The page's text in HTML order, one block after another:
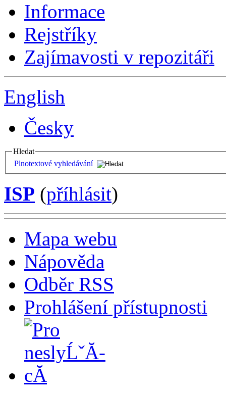
Informace
Rejstříky
Zajímavosti v repozitáři
English
Česky
Hledat
Plnotextové vyhledávání
ISP (příhlásit)
Mapa webu
Nápověda
Odběr RSS
Prohlášení přístupnosti